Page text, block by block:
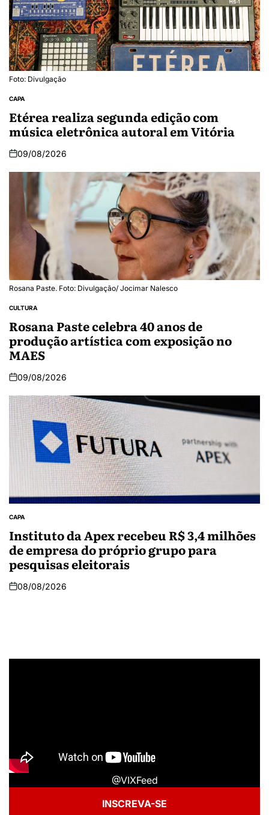
Foto: Divulgação
CAPA
Etérea realiza segunda edição com
música eletrônica autoral em Vitória
09/08/2026
Rosana Paste. Foto: Divulgação/ Jocimar Nalesco
CULTURA
Rosana Paste celebra 40 anos de
produção artística com exposição no
MAES
09/08/2026
CAPA
Instituto da Apex recebeu R$ 3,4 milhões
de empresa do próprio grupo para
pesquisas eleitorais
08/08/2026
@VIXFeed
INSCREVA-SE